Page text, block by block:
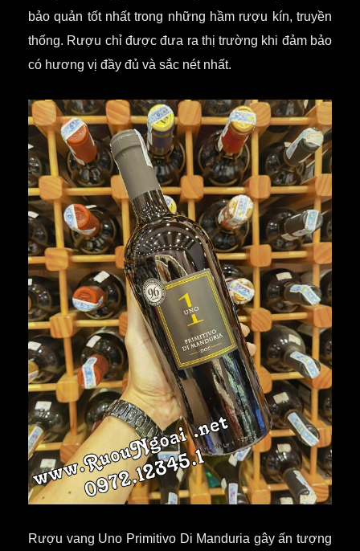
bảo quản tốt nhất trong những hầm rượu kín, truyền
thống. Rượu chỉ được đưa ra thị trường khi đảm bảo
có hương vị đầy đủ và sắc nét nhất.
Rượu vang Uno Primitivo Di Manduria gây ấn tượng